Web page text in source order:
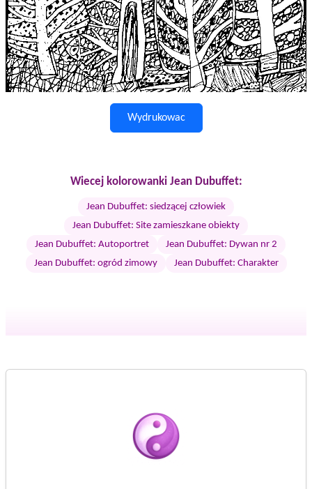
Wydrukowac
Wiecej kolorowanki Jean Dubuffet:
Jean Dubuffet: siedzącej człowiek
Jean Dubuffet: Site zamieszkane obiekty
Jean Dubuffet: Autoportret
Jean Dubuffet: Dywan nr 2
Jean Dubuffet: ogród zimowy
Jean Dubuffet: Charakter